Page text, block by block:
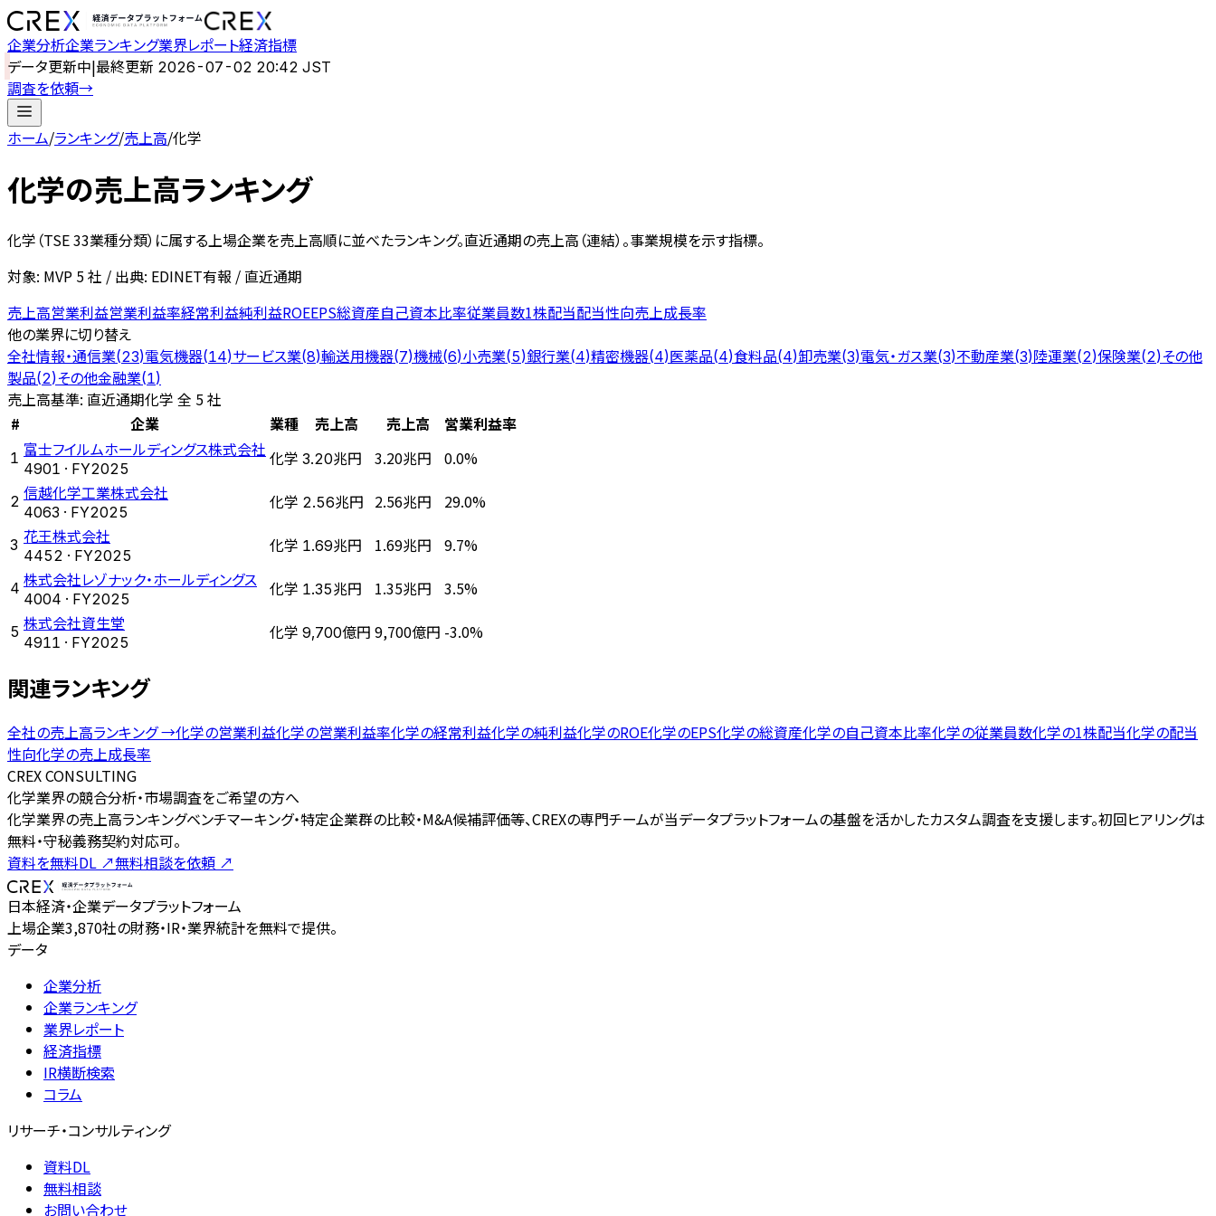
企業分析企業ランキング業界レポート経済指標
データ更新中|最終更新 2026-07-02 20:42 JST
調査を依頼→
ホーム/ランキング/売上高/化学
化学の売上高ランキング
化学 （TSE 33業種分類）に属する上場企業を売上高順に並べたランキング。直近通期の売上高（連結）。事業規模を示す指標。
対象: MVP 5社 / 出典: EDINET有報 / 直近通期
売上高営業利益営業利益率経常利益純利益ROEEPS総資産自己資本比率従業員数1株配当配当性向売上成長率
他の業界に切り替え
全社情報・通信業(23)電気機器(14)サービス業(8)輸送用機器(7)機械(6)小売業(5)銀行業(4)精密機器(4)医薬品(4)食料品(4)卸売業(3)電気・ガス業(3)不動産業(3)陸運業(2)保険業(2)その他
製品(2)その他金融業(1)
売上高基準: 直近通期化学 全 5 社
#
企業 業種 売上高 売上高 営業利益率
1 富士フイルムホールディングス株式会社
4901 · FY2025 化学 3.20兆円 3.20兆円 0.0%
2 信越化学工業株式会社
4063 · FY2025 化学 2.56兆円 2.56兆円 29.0%
3 花王株式会社
4452 · FY2025 化学 1.69兆円 1.69兆円 9.7%
4 株式会社レゾナック・ホールディングス
4004 · FY2025 化学 1.35兆円 1.35兆円 3.5%
5 株式会社資生堂
4911 · FY2025 化学 9,700億円 9,700億円 -3.0%
関連ランキング
全社の売上高ランキング→化学の営業利益化学の営業利益率化学の経常利益化学の純利益化学のROE化学のEPS化学の総資産化学の自己資本比率化学の従業員数化学の1株配当化学の配当
性向化学の売上成長率
CREX CONSULTING
化学業界の競合分析・市場調査をご希望の方へ
化学業界の売上高ランキングベンチマーキング・特定企業群の比較・M&A候補評価等、CREXの専門チームが当データプラットフォームの基盤を活かしたカスタム調査を支援します。初回ヒアリングは
無料・守秘義務契約対応可。
資料を無料DL ↗無料相談を依頼 ↗
日本経済・企業データプラットフォーム
上場企業3,870社の財務・IR・業界統計を無料で提供。
データ
企業分析
企業ランキング
業界レポート
経済指標
IR横断検索
コラム
リサーチ・コンサルティング
資料DL
無料相談
お問い合わせ